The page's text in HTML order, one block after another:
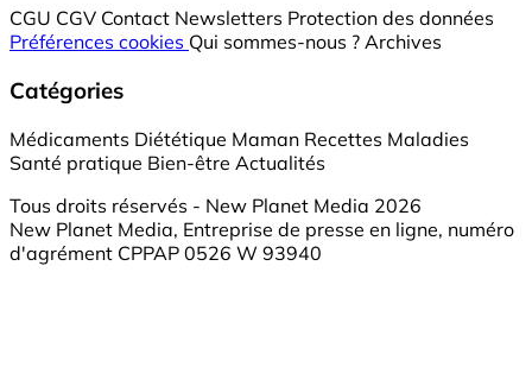
CGU CGV Contact Newsletters Protection des données
Préférences cookies Qui sommes-nous ? Archives
Catégories
Médicaments Diététique Maman Recettes Maladies
Santé pratique Bien-être Actualités
Tous droits réservés - New Planet Media 2026
New Planet Media, Entreprise de presse en ligne, numéro
d'agrément CPPAP 0526 W 93940